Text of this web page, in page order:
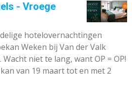
- Vroege
hotelovernachtingen
Weken bij Van der Valk
niet te lang, want OP = OP!
van 19 maart tot en met 2